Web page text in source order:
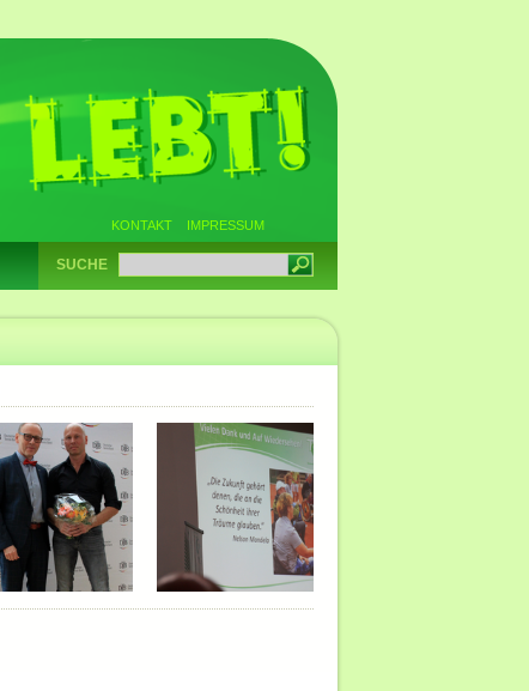
KONTAKT IMPRESSUM
SUCHE